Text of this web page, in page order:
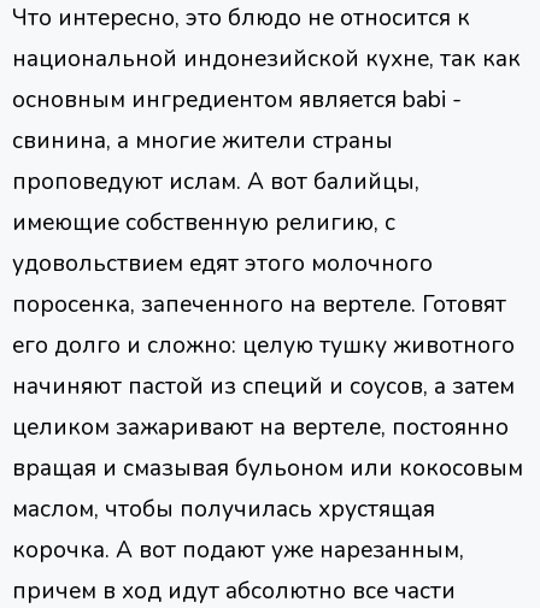
Что интересно, это блюдо не относится к
национальной индонезийской кухне, так как
основным ингредиентом является babi -
свинина, а многие жители страны
проповедуют ислам. А вот балийцы,
имеющие собственную религию, с
удовольствием едят этого молочного
поросенка, запеченного на вертеле. Готовят
его долго и сложно: целую тушку животного
начиняют пастой из специй и соусов, а затем
целиком зажаривают на вертеле, постоянно
вращая и смазывая бульоном или кокосовым
маслом, чтобы получилась хрустящая
корочка. А вот подают уже нарезанным,
причем в ход идут абсолютно все части